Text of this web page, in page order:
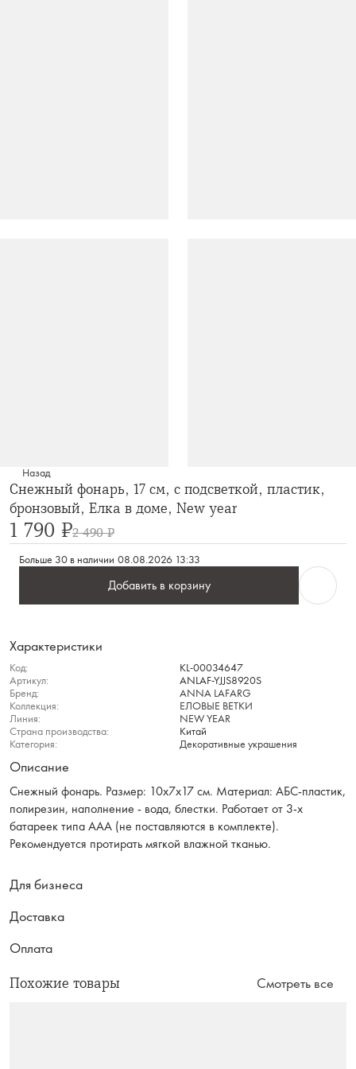
Назад
Снежный фонарь, 17 см, с подсветкой, пластик,
бронзовый, Елка в доме, New year
1 790 ₽2 490 ₽
Больше 30 в наличии 08.08.2026 13:33
Добавить в корзину
Характеристики
Код:
KL-00034647
Артикул:
ANLAF-YJJS8920S
Бренд:
ANNA LAFARG
Коллекция:
ЕЛОВЫЕ ВЕТКИ
Линия:
NEW YEAR
Страна производства:
Китай
Категория:
Декоративные украшения
Описание
Снежный фонарь. Размер: 10х7х17 см. Материал: АБС-пластик,
полирезин, наполнение - вода, блестки. Работает от 3-х
батареек типа ААА (не поставляются в комплекте).
Рекомендуется протирать мягкой влажной тканью.
Для бизнеса
Доставка
Оплата
Похожие товары Смотреть все